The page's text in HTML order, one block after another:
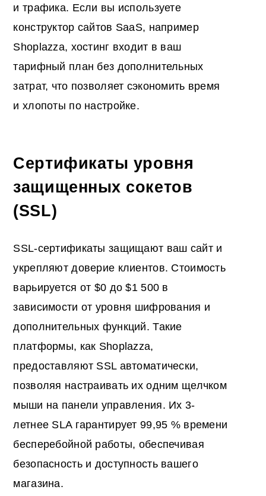
и трафика. Если вы используете
конструктор сайтов SaaS, например
Shoplazza, хостинг входит в ваш
тарифный план без дополнительных
затрат, что позволяет сэкономить время
и хлопоты по настройке.
Сертификаты уровня
защищенных сокетов
(SSL)
SSL-сертификаты защищают ваш сайт и
укрепляют доверие клиентов. Стоимость
варьируется от $0 до $1 500 в
зависимости от уровня шифрования и
дополнительных функций. Такие
платформы, как Shoplazza,
предоставляют SSL автоматически,
позволяя настраивать их одним щелчком
мыши на панели управления. Их 3-
летнее SLA гарантирует 99,95 % времени
бесперебойной работы, обеспечивая
безопасность и доступность вашего
магазина.